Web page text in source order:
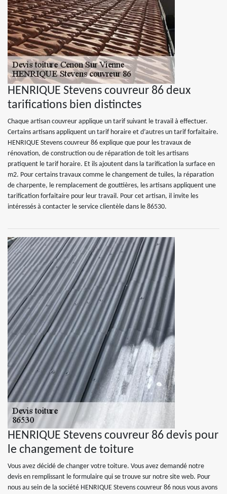
HENRIQUE Stevens couvreur 86 deux
tarifications bien distinctes
Chaque artisan couvreur applique un tarif suivant le travail à effectuer.
Certains artisans appliquent un tarif horaire et d’autres un tarif forfaitaire.
HENRIQUE Stevens couvreur 86 explique que pour les travaux de
rénovation, de construction ou de réparation de toit les artisans
pratiquent le tarif horaire. Et ils ajoutent dans la tarification la surface en
m2. Pour certains travaux comme le changement de tuiles, la réparation
de charpente, le remplacement de gouttières, les artisans appliquent une
tarification forfaitaire pour leur travail. Pour cet artisan, il invite les
intéressés à contacter le service clientèle dans le 86530.
HENRIQUE Stevens couvreur 86 devis pour
le changement de toiture
Vous avez décidé de changer votre toiture. Vous avez demandé notre
devis en remplissant le formulaire qui se trouve sur notre site web. Pour
nous au sein de la société HENRIQUE Stevens couvreur 86 nous vous avons